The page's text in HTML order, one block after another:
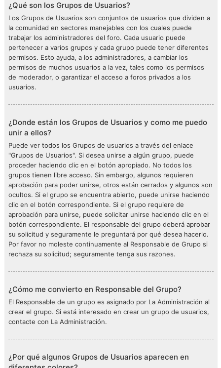
¿Qué son los Grupos de Usuarios?
Los Grupos de Usuarios son conjuntos de usuarios que dividen a
la comunidad en sectores manejables con los cuales puede
trabajar los administradores del foro. Cada usuario puede
pertenecer a varios grupos y cada grupo puede tener diferentes
permisos. Esto ayuda, a los administradores, a cambiar los
permisos de muchos usuarios a la vez, tales como los permisos
de moderador, o garantizar el acceso a foros privados a los
usuarios.
¿Donde están los Grupos de Usuarios y como me puedo
unir a ellos?
Puede ver todos los Grupos de usuarios a través del enlace
"Grupos de Usuarios". Si desea unirse a algún grupo, puede
proceder haciendo clic en el botón apropiado. No todos los
grupos tienen libre acceso. Sin embargo, algunos requieren
aprobación para poder unirse, otros están cerrados y algunos son
ocultos. Si el grupo se encuentra abierto, puede unirse haciendo
clic en el botón correspondiente. Si el grupo requiere de
aprobación para unirse, puede solicitar unirse haciendo clic en el
botón correspondiente. El responsable del grupo deberá aprobar
su solicitud y seguramente le preguntará por qué desea hacerlo.
Por favor no moleste continuamente al Responsable de Grupo si
rechaza su solicitud; seguramente tenga sus razones.
¿Cómo me convierto en Responsable del Grupo?
El Responsable de un grupo es asignado por La Administración al
crear el grupo. Si está interesado en crear un grupo de usuarios,
contacte con La Administración.
¿Por qué algunos Grupos de Usuarios aparecen en